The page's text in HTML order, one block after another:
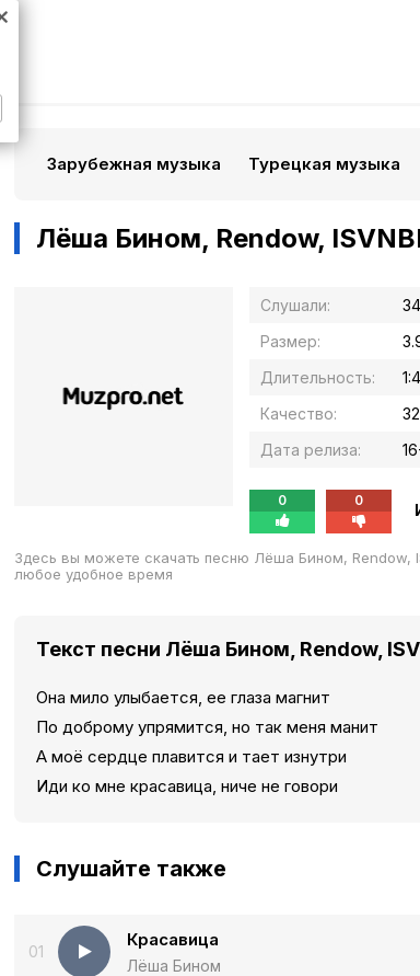
Зарубежная музыка Турецкая музыка
Лёша Бином, Rendow,
Слушали:
Размер:
Длительность:
Качество:
Дата релиза:
0 0
Здесь вы можете скачать песню Лёша Бином, Rendow,
любое удобное время
Текст песни Лёша Бином, Rendow,
Она мило улыбается, ее глаза магнит
По доброму упрямится, но так меня манит
А моё сердце плавится и тает изнутри
Иди ко мне красавица, ниче не говори
Слушайте также
01
Красавица
Лёша Бином